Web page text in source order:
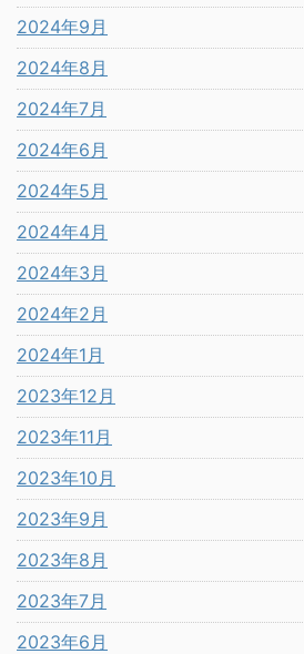
2024年9月
2024年8月
2024年7月
2024年6月
2024年5月
2024年4月
2024年3月
2024年2月
2024年1月
2023年12月
2023年11月
2023年10月
2023年9月
2023年8月
2023年7月
2023年6月